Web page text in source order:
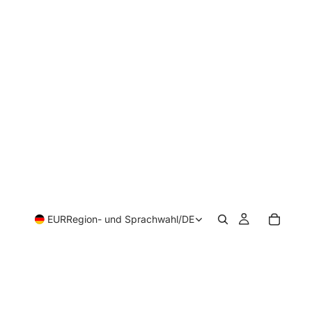
EURRegion- und Sprachwahl/DE